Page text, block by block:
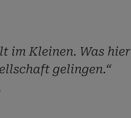
im Kleinen. Was hier
gelingen.“